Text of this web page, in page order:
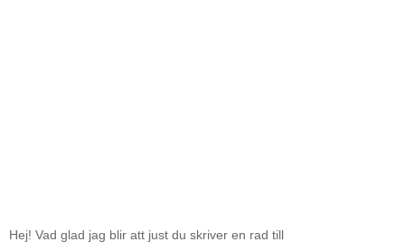
Hej! Vad glad jag blir att just du skriver en rad till